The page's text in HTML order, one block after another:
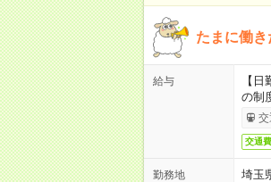
たまに働
給与
【
の制
交
交通費
勤務地
埼玉